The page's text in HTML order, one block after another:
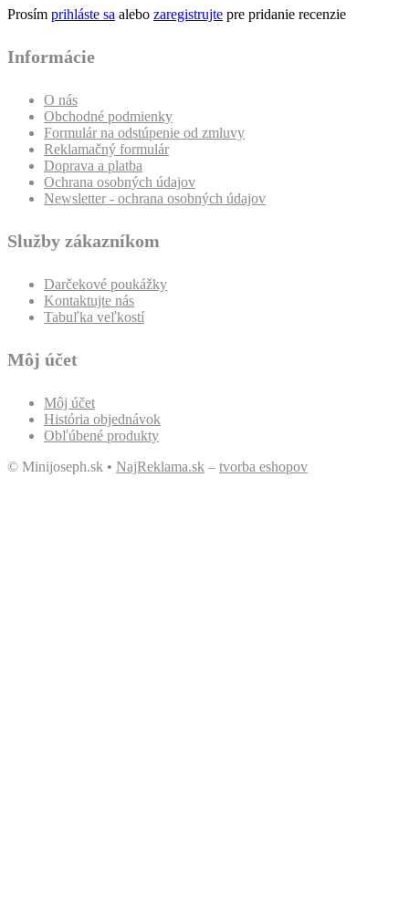
Prosím prihláste sa alebo zaregistrujte pre pridanie recenzie
Informácie
O nás
Obchodné podmienky
Formulár na odstúpenie od zmluvy
Reklamačný formulár
Doprava a platba
Ochrana osobných údajov
Newsletter - ochrana osobných údajov
Služby zákazníkom
Darčekové poukážky
Kontaktujte nás
Tabuľka veľkostí
Môj účet
Môj účet
História objednávok
Obľúbené produkty
© Minijoseph.sk • NajReklama.sk – tvorba eshopov